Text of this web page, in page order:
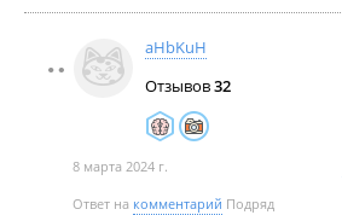
aHbKuH
Отзывов32
8 марта 2024 г.
Ответ на комментарий Подряд